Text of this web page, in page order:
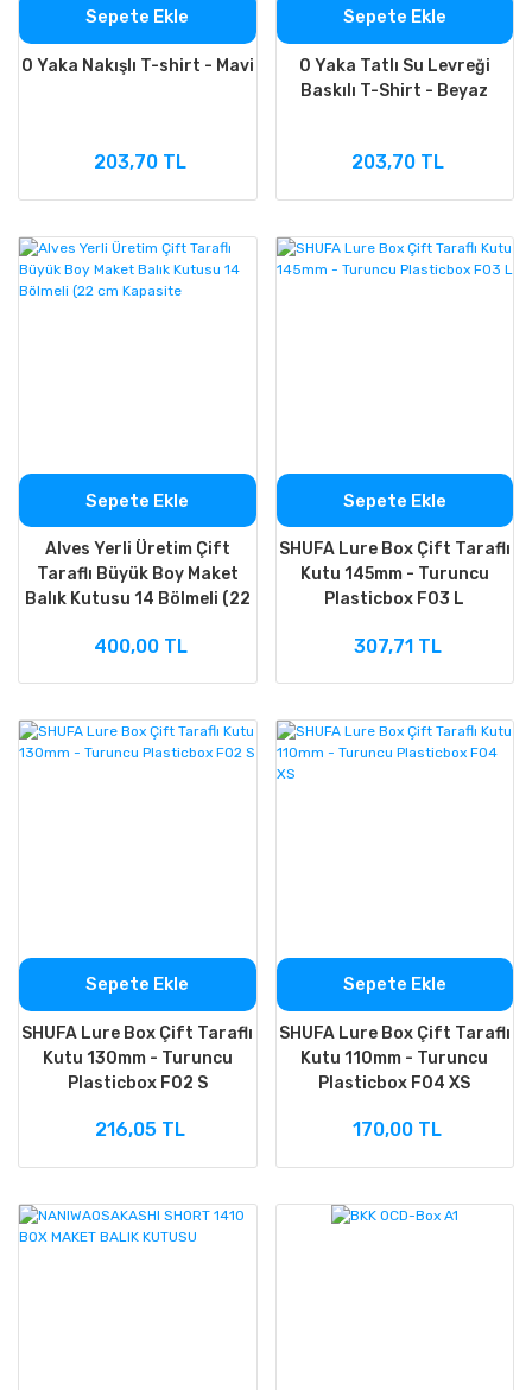
Sepete Ekle
0 Yaka Nakışlı T-shirt - Mavi
203,70 TL
Sepete Ekle
0 Yaka Tatlı Su Levreği
Baskılı T-Shirt - Beyaz
203,70 TL
Sepete Ekle
Alves Yerli Üretim Çift
Taraflı Büyük Boy Maket
Balık Kutusu 14 Bölmeli (22
400,00 TL
Sepete Ekle
SHUFA Lure Box Çift Taraflı
Kutu 145mm - Turuncu
Plasticbox F03 L
307,71 TL
Sepete Ekle
SHUFA Lure Box Çift Taraflı
Kutu 130mm - Turuncu
Plasticbox F02 S
216,05 TL
Sepete Ekle
SHUFA Lure Box Çift Taraflı
Kutu 110mm - Turuncu
Plasticbox F04 XS
170,00 TL